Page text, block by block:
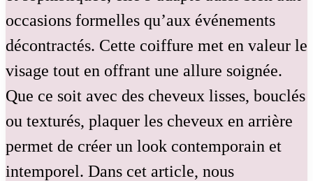
occasions formelles qu’aux événements
décontractés. Cette coiffure met en valeur le
visage tout en offrant une allure soignée.
Que ce soit avec des cheveux lisses, bouclés
ou texturés, plaquer les cheveux en arrière
permet de créer un look contemporain et
intemporel. Dans cet article, nous